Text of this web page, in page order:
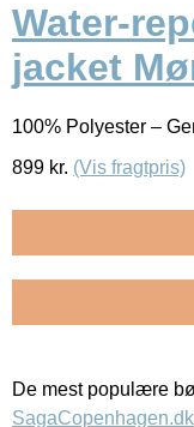
Water-
jacket
100% Polyester –
899 kr. (Vis fragtpris)
De mest populære
SagaCopenhagen.dk